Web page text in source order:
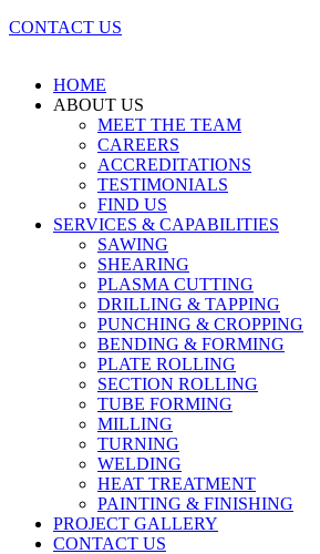
CONTACT US
HOME
ABOUT US
MEET THE TEAM
CAREERS
ACCREDITATIONS
TESTIMONIALS
FIND US
SERVICES & CAPABILITIES
SAWING
SHEARING
PLASMA CUTTING
DRILLING & TAPPING
PUNCHING & CROPPING
BENDING & FORMING
PLATE ROLLING
SECTION ROLLING
TUBE FORMING
MILLING
TURNING
WELDING
HEAT TREATMENT
PAINTING & FINISHING
PROJECT GALLERY
CONTACT US